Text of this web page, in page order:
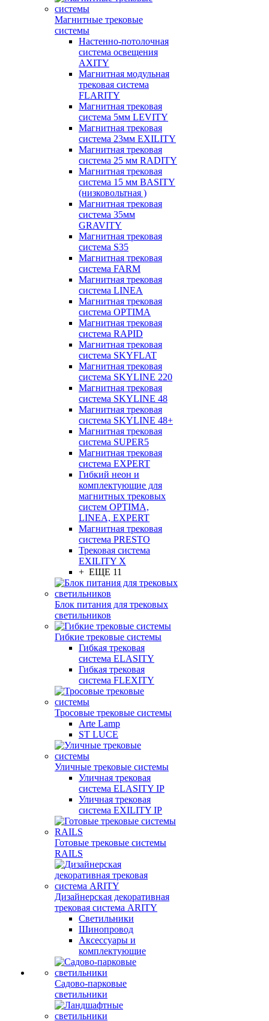
Магнитные трековые
системы
Настенно-потолочная
система освещения
AXITY
Магнитная модульная
трековая система
FLARITY
Магнитная трековая
система 5мм LEVITY
Магнитная трековая
система 23мм EXILITY
Магнитная трековая
система 25 мм RADITY
Магнитная трековая
система 15 мм BASITY
(низковольтная )
Магнитная трековая
система 35мм
GRAVITY
Магнитная трековая
система S35
Магнитная трековая
система FARM
Магнитная трековая
система LINEA
Магнитная трековая
система OPTIMA
Магнитная трековая
система RAPID
Магнитная трековая
система SKYFLAT
Магнитная трековая
система SKYLINE 220
Магнитная трековая
система SKYLINE 48
Магнитная трековая
система SKYLINE 48+
Магнитная трековая
система SUPER5
Магнитная трековая
система EXPERT
Гибкий неон и
комплектующие для
магнитных трековых
систем OPTIMA,
LINEA, EXPERT
Магнитная трековая
система PRESTO
Трековая система
EXILITY X
+ ЕЩЕ 11
Блок питания для трековых
светильников
Гибкие трековые системы
Гибкая трековая
система ELASITY
Гибкая трековая
система FLEXITY
Тросовые трековые системы
Arte Lamp
ST LUCE
Уличные трековые системы
Уличная трековая
система ELASITY IP
Уличная трековая
система EXILITY IP
Готовые трековые системы
RAILS
Дизайнерская декоративная
трековая система ARITY
Светильники
Шинопровод
Аксессуары и
комплектующие
Садово-парковые
светильники